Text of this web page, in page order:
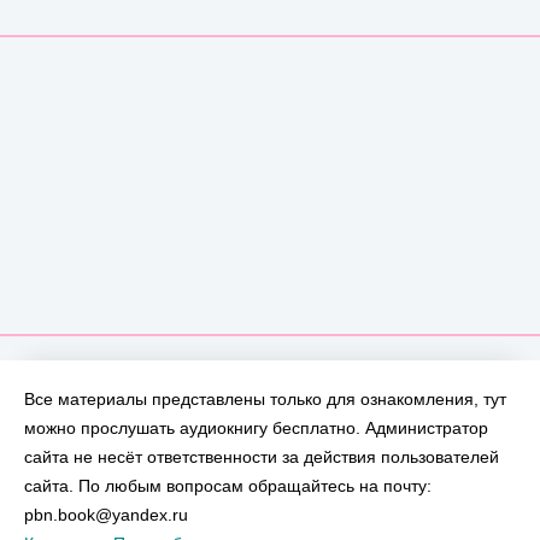
Все материалы представлены только для ознакомления, тут
можно прослушать аудиокнигу бесплатно. Администратор
сайта не несёт ответственности за действия пользователей
сайта. По любым вопросам обращайтесь на почту:
pbn.book@yandex.ru